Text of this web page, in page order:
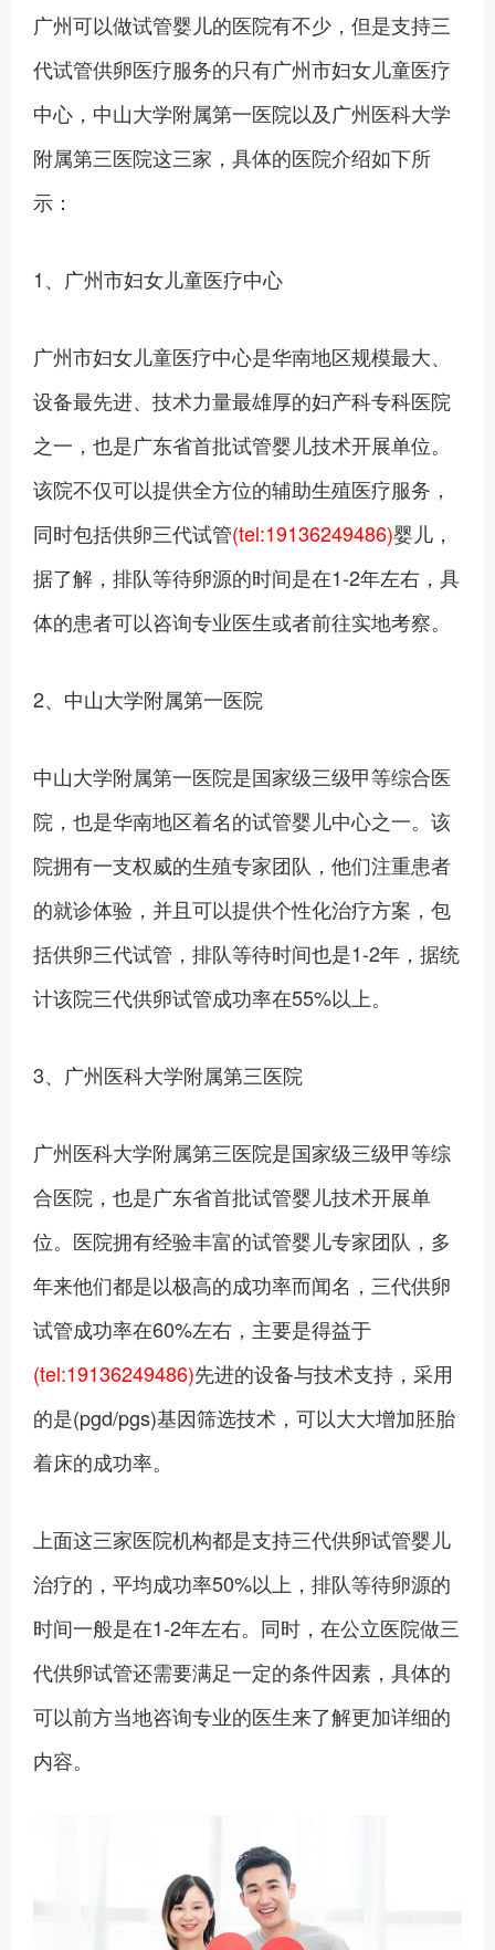
广州可以做试管婴儿的医院有不少，但是支持三
代试管供卵医疗服务的只有广州市妇女儿童医疗
中心，中山大学附属第一医院以及广州医科大学
附属第三医院这三家，具体的医院介绍如下所
示：
1、广州市妇女儿童医疗中心
广州市妇女儿童医疗中心是华南地区规模最大、
设备最先进、技术力量最雄厚的妇产科专科医院
之一，也是广东省首批试管婴儿技术开展单位。
该院不仅可以提供全方位的辅助生殖医疗服务，
同时包括供卵三代试管(tel:19136249486)婴儿，
据了解，排队等待卵源的时间是在1-2年左右，具
体的患者可以咨询专业医生或者前往实地考察。
2、中山大学附属第一医院
中山大学附属第一医院是国家级三级甲等综合医
院，也是华南地区着名的试管婴儿中心之一。该
院拥有一支权威的生殖专家团队，他们注重患者
的就诊体验，并且可以提供个性化治疗方案，包
括供卵三代试管，排队等待时间也是1-2年，据统
计该院三代供卵试管成功率在55%以上。
3、广州医科大学附属第三医院
广州医科大学附属第三医院是国家级三级甲等综
合医院，也是广东省首批试管婴儿技术开展单
位。医院拥有经验丰富的试管婴儿专家团队，多
年来他们都是以极高的成功率而闻名，三代供卵
试管成功率在60%左右，主要是得益于
(tel:19136249486)先进的设备与技术支持，采用
的是(pgd/pgs)基因筛选技术，可以大大增加胚胎
着床的成功率。
上面这三家医院机构都是支持三代供卵试管婴儿
治疗的，平均成功率50%以上，排队等待卵源的
时间一般是在1-2年左右。同时，在公立医院做三
代供卵试管还需要满足一定的条件因素，具体的
可以前方当地咨询专业的医生来了解更加详细的
内容。